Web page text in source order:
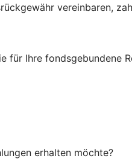
vereinbaren,
für Ihre fondsgebundene
erhalten möchte?